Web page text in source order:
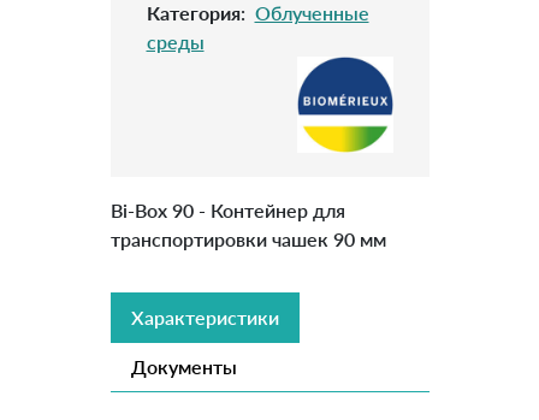
Категория: Облученные
среды
Bi-Box 90 - Контейнер для
транспортировки чашек 90 мм
Характеристики
Документы